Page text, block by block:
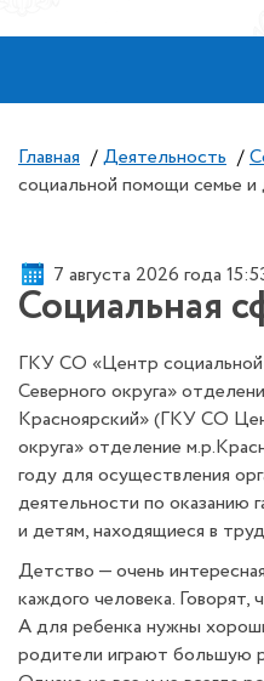
Главная / Деятельность /
социальной помощи семье и
7 августа 2026 года
Социальная
ГКУ СО «Центр
Северного округа»
Красноярский» (ГКУ СО
округа» отделение
году для осуществления
деятельности по оказанию
и детям, находящиеся в
Детство — очень
каждого человека. Говорят,
А для ребенка нужны
родители играют большую